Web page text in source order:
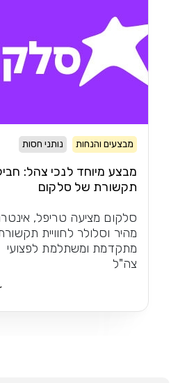
מבצעים והנחות נותני חסות
מבצע מיוחד לנכי צהל:
תקשורת של סלקום
סלקום מציעה טריפל,
מהיר וסלולר לחוויית
מתקדמת ומשתלמת לפצועי
צה"ל